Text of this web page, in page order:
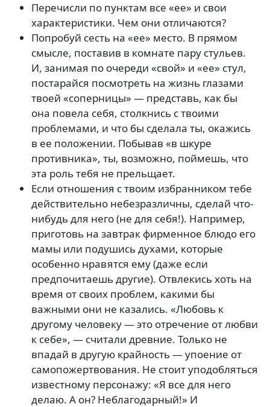
Перечисли по пунктам все «ее» и свои
характеристики. Чем они отличаются?
Попробуй сесть на «ее» место. В прямом
смысле, поставив в комнате пару стульев.
И, занимая по очереди «свой» и «ее» стул,
постарайся посмотреть на жизнь глазами
твоей «соперницы» — представь, как бы
она повела себя, столкнись с твоими
проблемами, и что бы сделала ты, окажись
в ее положении. Побывав «в шкуре
противника», ты, возможно, поймешь, что
эта роль тебя не прельщает.
Если отношения с твоим избранником тебе
действительно небезразличны, сделай что-
нибудь для него (не для себя!). Например,
приготовь на завтрак фирменное блюдо его
мамы или подушись духами, которые
особенно нравятся ему (даже если
предпочитаешь другие). Отвлекись хоть на
время от своих проблем, какими бы
важными они не казались. «Любовь к
другому человеку — это отречение от любви
к себе», — считали древние. Только не
впадай в другую крайность — упоение от
самопожертвования. Не стоит уподобляться
известному персонажу: «Я все для него
делаю. А он? Неблагодарный!» И